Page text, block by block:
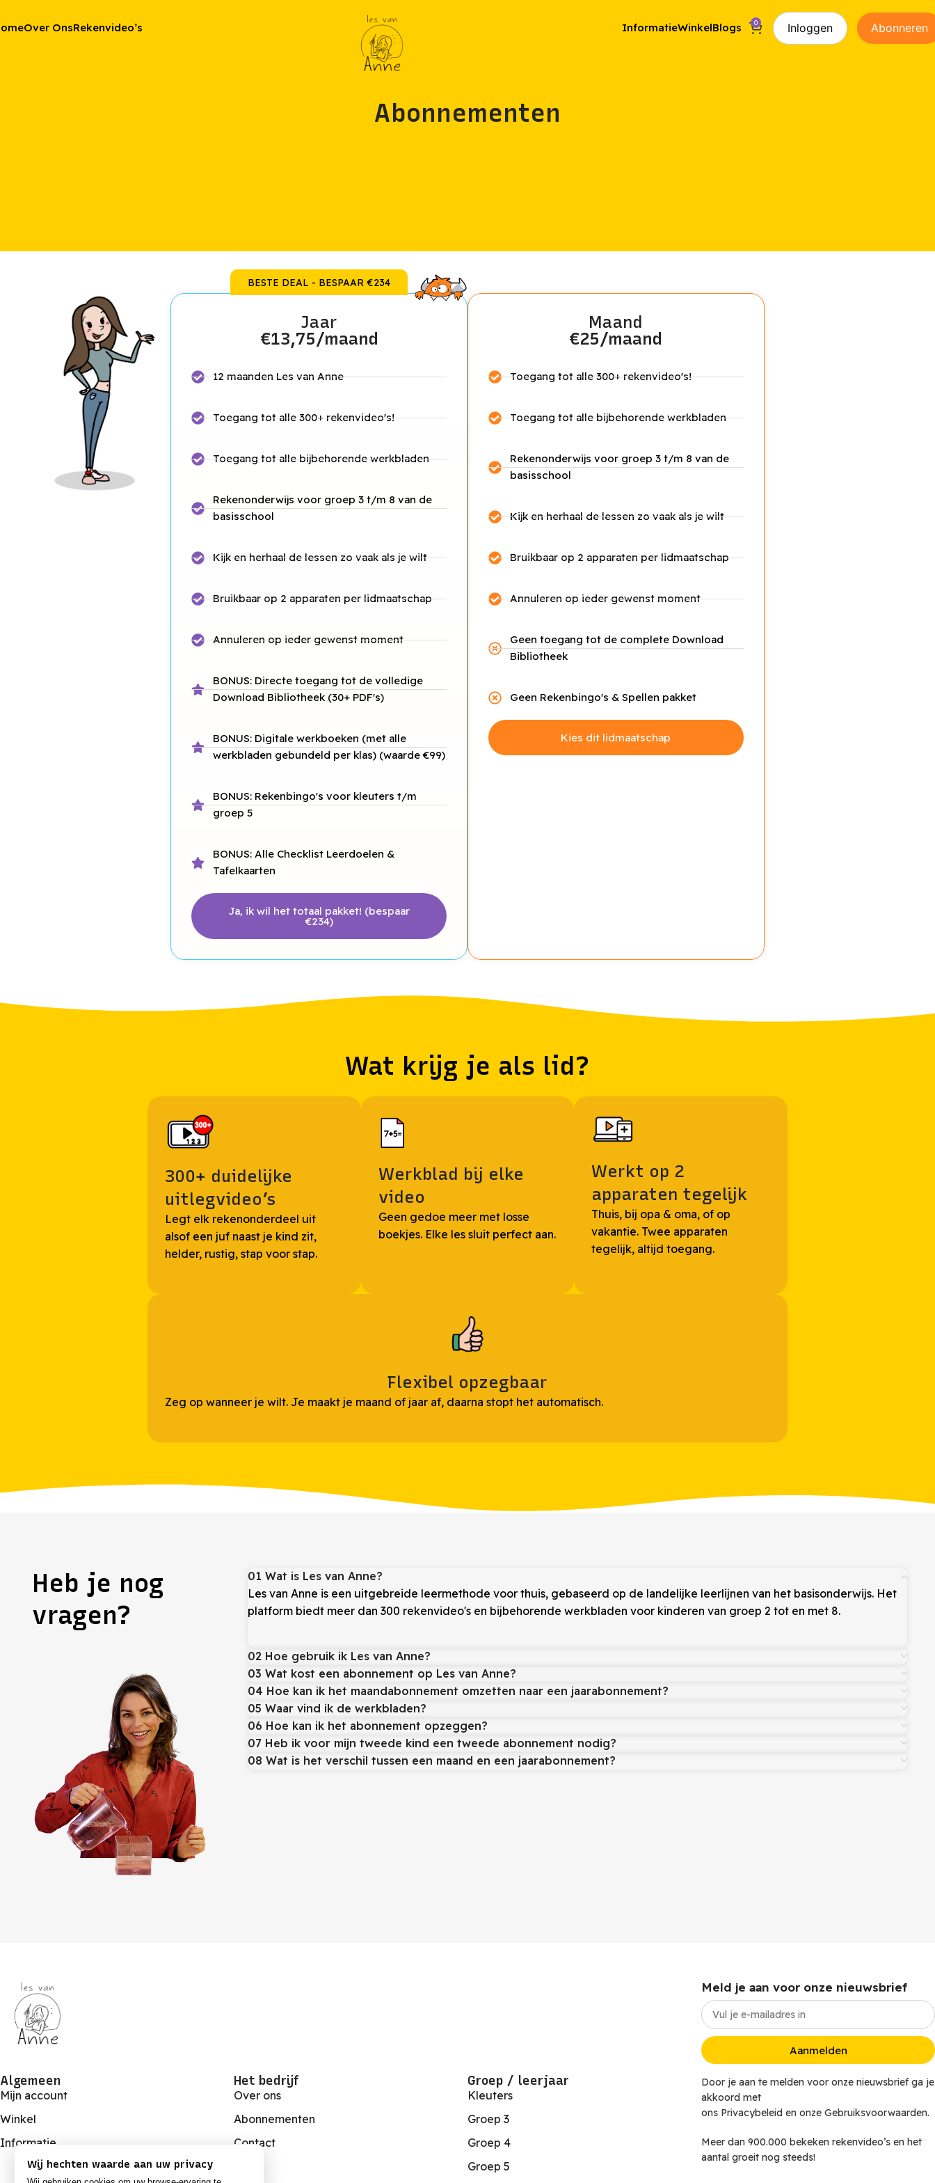
Over OnsRekenvideo’s InformatieWinkelBlogs 0 Inloggen Abonneren
Abonnementen
BESTE DEAL - BESPAAR €234
Jaar
€13,75/maand
12 maanden Les van Anne
Toegang tot alle 300+ rekenvideo's!
Toegang tot alle bijbehorende werkbladen
Rekenonderwijs voor groep 3 t/m 8 van de
basisschool
Kijk en herhaal de lessen zo vaak als je wilt
Bruikbaar op 2 apparaten per lidmaatschap
Annuleren op ieder gewenst moment
BONUS: Directe toegang tot de volledige
Download Bibliotheek (30+ PDF's)
BONUS: Digitale werkboeken (met alle
werkbladen gebundeld per klas) (waarde €99)
BONUS: Rekenbingo's voor kleuters t/m
groep 5
BONUS: Alle Checklist Leerdoelen &
Tafelkaarten
Ja, ik wil het totaal pakket! (bespaar
€234)
Maand
€25/maand
Toegang tot alle 300+ rekenvideo's!
Toegang tot alle bijbehorende werkbladen
Rekenonderwijs voor groep 3 t/m 8 van de
basisschool
Kijk en herhaal de lessen zo vaak als je wilt
Bruikbaar op 2 apparaten per lidmaatschap
Annuleren op ieder gewenst moment
Geen toegang tot de complete Download
Bibliotheek
Geen Rekenbingo's & Spellen pakket
Kies dit lidmaatschap
Wat krijg je als lid?
300+ duidelijke
uitlegvideo’s
Legt elk rekenonderdeel uit
alsof een juf naast je kind zit,
helder, rustig, stap voor stap.
Werkblad bij elke
video
Geen gedoe meer met losse
boekjes. Elke les sluit perfect aan.
Werkt op 2
apparaten tegelijk
Thuis, bij opa & oma, of op
vakantie. Twee apparaten
tegelijk, altijd toegang.
Flexibel opzegbaar
Zeg op wanneer je wilt. Je maakt je maand of jaar af, daarna stopt het automatisch.
Heb je nog
vragen?
01 Wat is Les van Anne?
Les van Anne is een uitgebreide leermethode voor thuis, gebaseerd op de landelijke leerlijnen van het basisonderwijs. Het
platform biedt meer dan 300 rekenvideo's en bijbehorende werkbladen voor kinderen van groep 2 tot en met 8.
02 Hoe gebruik ik Les van Anne?
03 Wat kost een abonnement op Les van Anne?
04 Hoe kan ik het maandabonnement omzetten naar een jaarabonnement?
05 Waar vind ik de werkbladen?
06 Hoe kan ik het abonnement opzeggen?
07 Heb ik voor mijn tweede kind een tweede abonnement nodig?
08 Wat is het verschil tussen een maand en een jaarabonnement?
Meld je aan voor onze nieuwsbrief
Aanmelden
Algemeen
Mijn account
Winkel
Informatie
Het bedrijf
Over ons
Abonnementen
Contact
Groep / leerjaar
Kleuters
Groep 3
Groep 4
Groep 5
Door je aan te melden voor onze nieuwsbrief ga je
akkoord met
ons Privacybeleid en onze Gebruiksvoorwaarden.
Meer dan 900.000 bekeken rekenvideo’s en het
aantal groeit nog steeds!
Wij hechten waarde aan uw privacy